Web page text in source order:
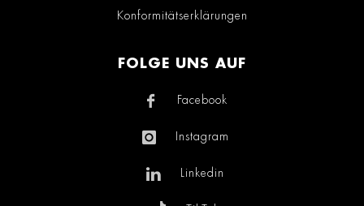
Konformitätserklärungen
FOLGE UNS AUF
Facebook
Instagram
Linkedin